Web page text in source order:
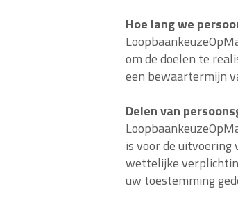
Hoe lang we
om de doelen te
een bewaartermijn
Delen van
is voor de uitvoering
wettelijke
uw toestemming